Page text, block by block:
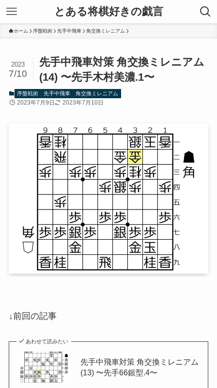
とある将棋好きの戯言
ホーム 序盤戦術 先手中飛車 角交換ミレニアム
先手中飛車対策 角交換ミレニアム
(14) 〜先手木村美濃.1〜
2023
7/10
序盤戦術 先手中飛車 角交換ミレニアム
2023年7月9日 2023年7月10日
↓前回の記事
あわせて読みたい
先手中飛車対策 角交換ミレニアム
(13) 〜先手66銀型.4〜